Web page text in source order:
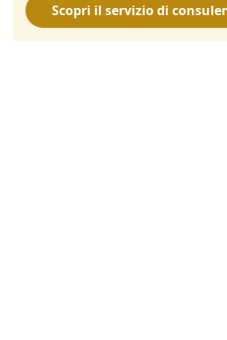
Scopri il servizio di